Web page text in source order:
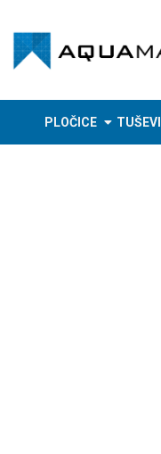
content
PLOČICE TUŠEVI